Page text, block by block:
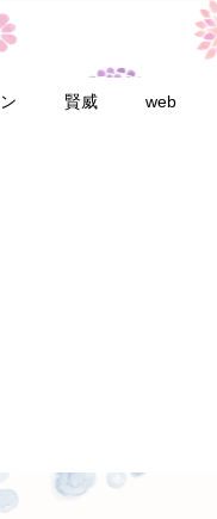
賢威 web